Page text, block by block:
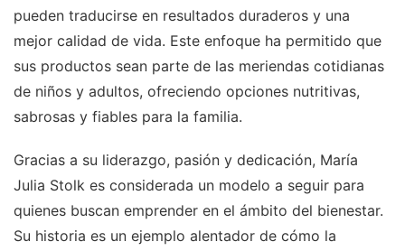
pueden traducirse en resultados duraderos y una
mejor calidad de vida. Este enfoque ha permitido que
sus productos sean parte de las meriendas cotidianas
de niños y adultos, ofreciendo opciones nutritivas,
sabrosas y fiables para la familia.
Gracias a su liderazgo, pasión y dedicación, María
Julia Stolk es considerada un modelo a seguir para
quienes buscan emprender en el ámbito del bienestar.
Su historia es un ejemplo alentador de cómo la